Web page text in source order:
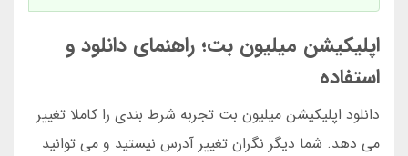
اپلیکیشن میلیون بت؛ راهنمای دانلود و
استفاده
دانلود اپلیکیشن میلیون بت تجربه شرط بندی را کاملا تغییر
می دهد. شما دیگر نگران تغییر آدرس نیستید و می توانید